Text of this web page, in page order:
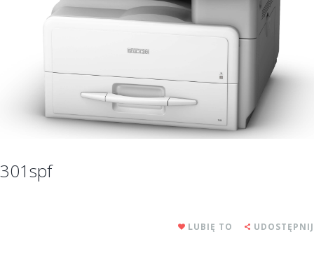
301spf
LUBIĘ TO UDOSTĘPNIJ